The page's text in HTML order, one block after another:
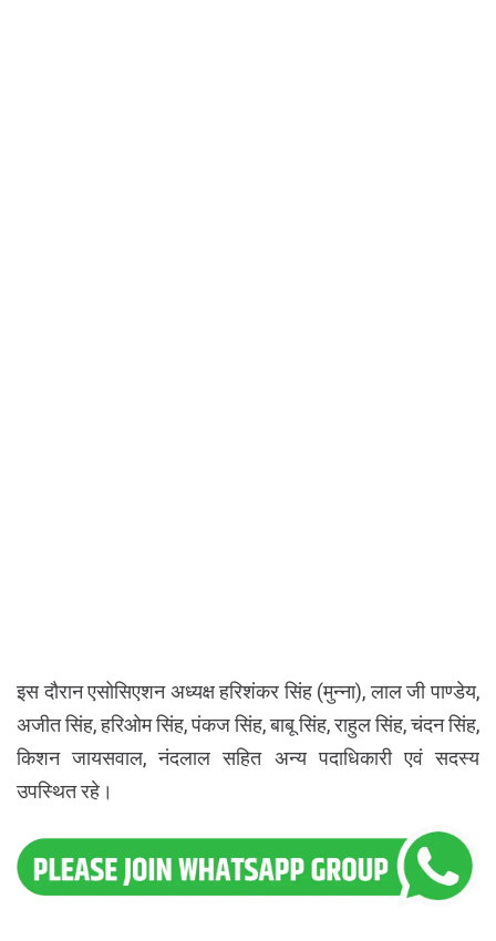
इस दौरान एसोसिएशन अध्यक्ष हरिशंकर सिंह (मुन्ना), लाल जी पाण्डेय,
अजीत सिंह, हरिओम सिंह, पंकज सिंह, बाबू सिंह, राहुल सिंह, चंदन सिंह,
किशन जायसवाल, नंदलाल सहित अन्य पदाधिकारी एवं सदस्य
उपस्थित रहे।